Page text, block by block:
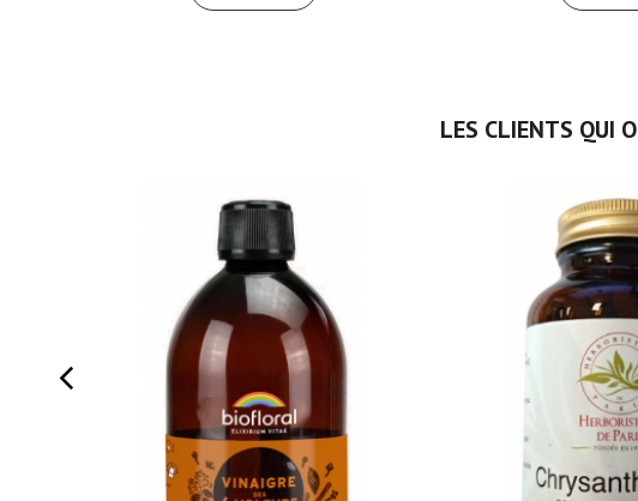
LES CLIENTS QUI